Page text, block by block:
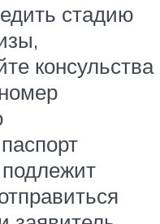
стадию
консульства